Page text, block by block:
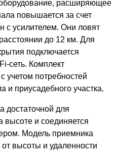
расширяющее
повышается за счет
с усилителем. Они ловят
до 12 км. Для
подключается
сеть. Комплект
учетом потребностей
и приусадебного участка.
достаточной для
высоте и соединяется
Модель приемника
высоты и удаленности